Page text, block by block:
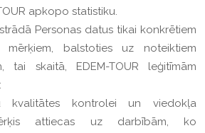
apkopo statistiku.
Personas datus tikai konkrētiem
mērķiem, balstoties uz noteiktiem
tai skaitā, EDEM-TOUR leģitīmām
kvalitātes kontrolei un viedokļa
attiecas uz darbībām, ko